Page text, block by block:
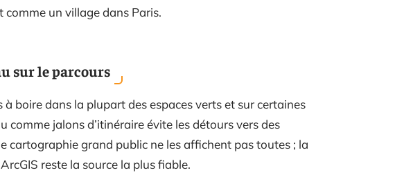
un village dans Paris.
sur le parcours
boire dans la plupart des espaces verts et sur certaines
comme jalons d’itinéraire évite les détours vers des
cartographie grand public ne les affichent pas toutes ; la
reste la source la plus fiable.